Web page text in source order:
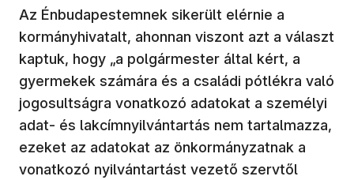
Az Énbudapestemnek sikerült elérnie a
kormányhivatalt, ahonnan viszont azt a választ
kaptuk, hogy „a polgármester által kért, a
gyermekek számára és a családi pótlékra való
jogosultságra vonatkozó adatokat a személyi
adat- és lakcímnyilvántartás nem tartalmazza,
ezeket az adatokat az önkormányzatnak a
vonatkozó nyilvántartást vezető szervtől